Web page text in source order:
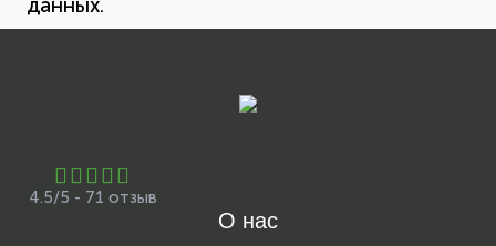
4.5/5 - 71 отзыв
О нас